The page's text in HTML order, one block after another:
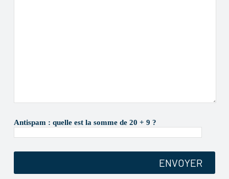
e
u
i
z
Antispam : quelle est la somme de 20 + 9 ?